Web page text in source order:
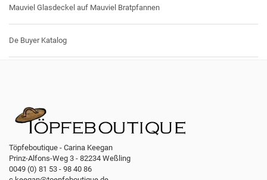
Mauviel Glasdeckel auf Mauviel Bratpfannen
De Buyer Katalog
Töpfeboutique - Carina Keegan
Prinz-Alfons-Weg 3 - 82234 Weßling
0049 (0) 81 53 - 98 40 86